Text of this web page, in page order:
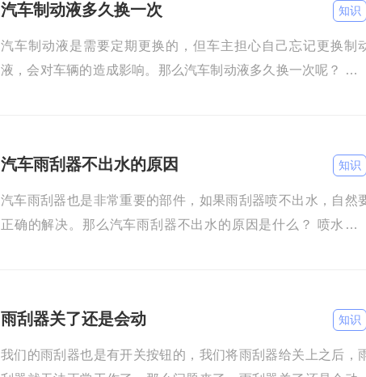
汽车制动液多久换一次 知识
汽车制动液是需要定期更换的，但车主担心自己忘记更换制
液，会对车辆的造成影响。那么汽车制动液多久换一次呢？ 正
汽车雨刮器不出水的原因 知识
汽车雨刮器也是非常重要的部件，如果雨刮器喷不出水，自然
正确的解决。那么汽车雨刮器不出水的原因是什么？ 喷水口
雨刮器关了还是会动 知识
我们的雨刮器也是有开关按钮的，我们将雨刮器给关上之后，